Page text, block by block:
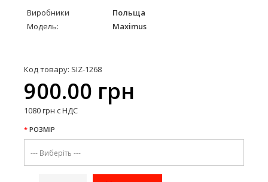
Виробники
Польща
Модель:
Maximus
Код товару: SIZ-1268
900.00 грн
1080 грн с НДС
РОЗМІР